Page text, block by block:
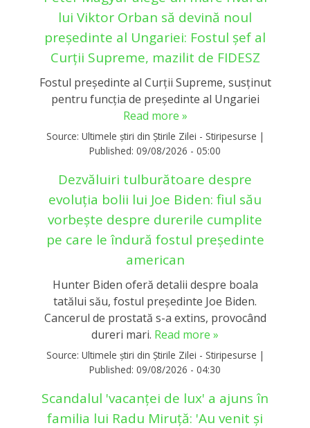
lui Viktor Orban să devină noul
președinte al Ungariei: Fostul șef al
Curții Supreme, mazilit de FIDESZ
Fostul președinte al Curții Supreme, susținut
pentru funcția de președinte al Ungariei
Read more »
Source: Ultimele știri din Știrile Zilei - Stiripesurse |
Published: 09/08/2026 - 05:00
Dezvăluiri tulburătoare despre
evoluția bolii lui Joe Biden: fiul său
vorbește despre durerile cumplite
pe care le îndură fostul președinte
american
Hunter Biden oferă detalii despre boala
tatălui său, fostul președinte Joe Biden.
Cancerul de prostată s-a extins, provocând
dureri mari. Read more »
Source: Ultimele știri din Știrile Zilei - Stiripesurse |
Published: 09/08/2026 - 04:30
Scandalul 'vacanței de lux' a ajuns în
familia lui Radu Miruță: 'Au venit și